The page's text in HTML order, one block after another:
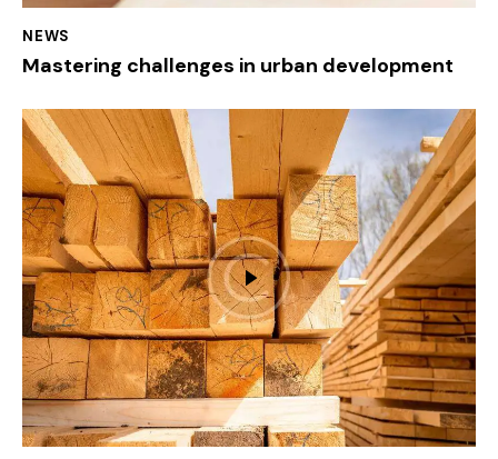
NEWS
Mastering challenges in urban development